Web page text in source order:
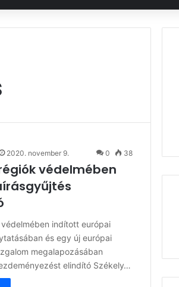
2020. november 9. 0 38
védelmében
indított európai
és egy új európai
megalapozásában
elindító Székely…